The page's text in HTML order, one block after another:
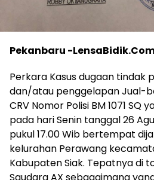
Pekanbaru -
Perkara Kasus dugaan tindak
dan/atau penggelapan Jual-
CRV Nomor Polisi BM 1071 SQ
pada hari Senin tanggal 26
pukul 17.00 Wib bertempat
kelurahan Perawang
Kabupaten Siak. Tepatnya di